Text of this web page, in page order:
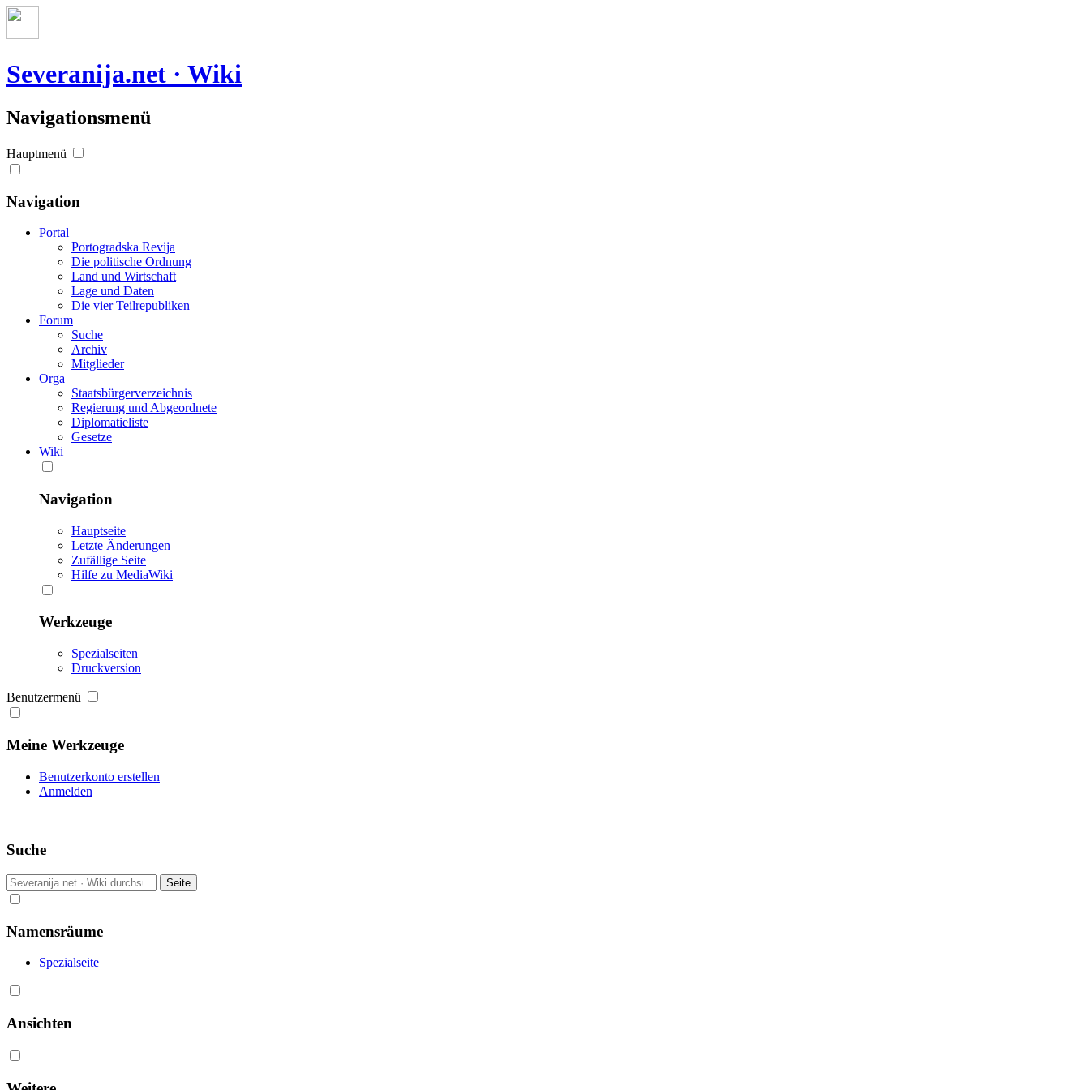
Severanija.net · Wiki
Navigationsmenü
Hauptmenü
Navigation
Portal
Portogradska Revija
Die politische Ordnung
Land und Wirtschaft
Lage und Daten
Die vier Teilrepubliken
Forum
Suche
Archiv
Mitglieder
Orga
Staatsbürgerverzeichnis
Regierung und Abgeordnete
Diplomatieliste
Gesetze
Wiki
Navigation
Hauptseite
Letzte Änderungen
Zufällige Seite
Hilfe zu MediaWiki
Werkzeuge
Spezialseiten
Druckversion
Benutzermenü
Meine Werkzeuge
Benutzerkonto erstellen
Anmelden
Suche
Namensräume
Spezialseite
Ansichten